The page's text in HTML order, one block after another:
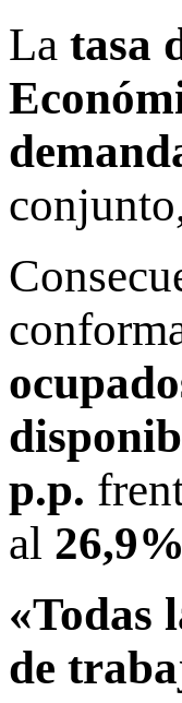
La tasa
p.p.
al
«Todas
de